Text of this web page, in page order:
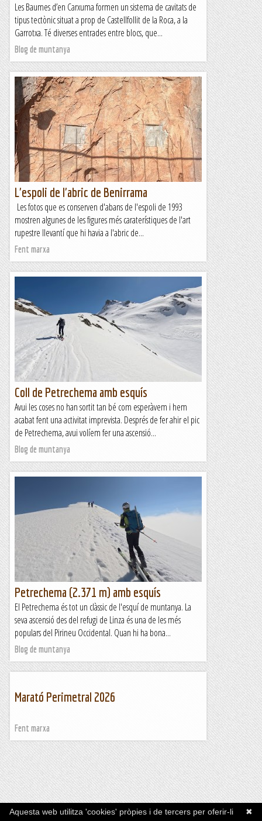
Les Baumes d’en Carxuma formen un sistema de cavitats de
tipus tectònic situat a prop de Castellfollit de la Roca, a la
Garrotxa. Té diverses entrades entre blocs, que...
Blog de muntanya
L'espoli de l'abric de Benirrama
Les fotos que es conserven d'abans de l'espoli de 1993
mostren algunes de les figures més caraterístiques de l'art
rupestre llevantí que hi havia a l'abric de...
Fent marxa
Coll de Petrechema amb esquís
Avui les coses no han sortit tan bé com esperàvem i hem
acabat fent una activitat imprevista. Després de fer ahir el pic
de Petrechema, avui volíem fer una ascensió...
Blog de muntanya
Petrechema (2.371 m) amb esquís
El Petrechema és tot un clàssic de l'esquí de muntanya. La
seva ascensió des del refugi de Linza és una de les més
populars del Pirineu Occidental. Quan hi ha bona...
Blog de muntanya
Marató Perimetral 2026
Fent marxa
Inici RSS Contacta ✖
Aquesta web utilitza 'cookies' pròpies i de tercers per oferir-li